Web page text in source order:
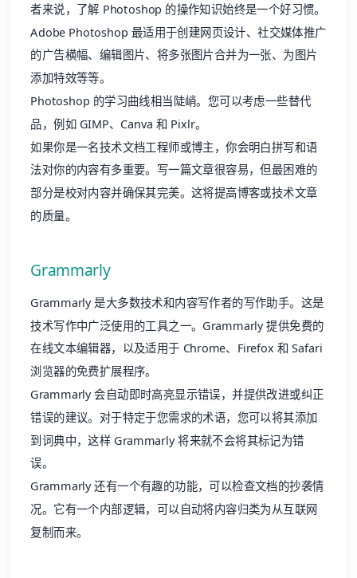
者来说，了解 Photoshop 的操作知识始终是一个好习惯。
Adobe Photoshop 最适用于创建网页设计、社交媒体推广
的广告横幅、编辑图片、将多张图片合并为一张、为图片
添加特效等等。
Photoshop 的学习曲线相当陡峭。您可以考虑一些替代
品，例如 GIMP、 Canva 和 Pixlr。
如果你是一名技术文档工程师或博主，你会明白拼写和语
法对你的内容有多重要。写一篇文章很容易，但最困难的
部分是校对内容并确保其完美。这将提高博客或技术文章
的质量。
Grammarly
Grammarly是大多数技术和内容写作者的写作助手。这是
技术写作中广泛使用的工具之一。Grammarly 提供免费的
在线文本编辑器，以及适用于 Chrome、Firefox 和 Safari
浏览器的免费扩展程序。
Grammarly 会自动即时高亮显示错误，并提供改进或纠正
错误的建议。对于特定于您需求的术语，您可以将其添加
到词典中，这样 Grammarly 将来就不会将其标记为错
误。
Grammarly 还有一个有趣的功能，可以检查文档的抄袭情
况。它有一个内部逻辑，可以自动将内容归类为从互联网
复制而来。